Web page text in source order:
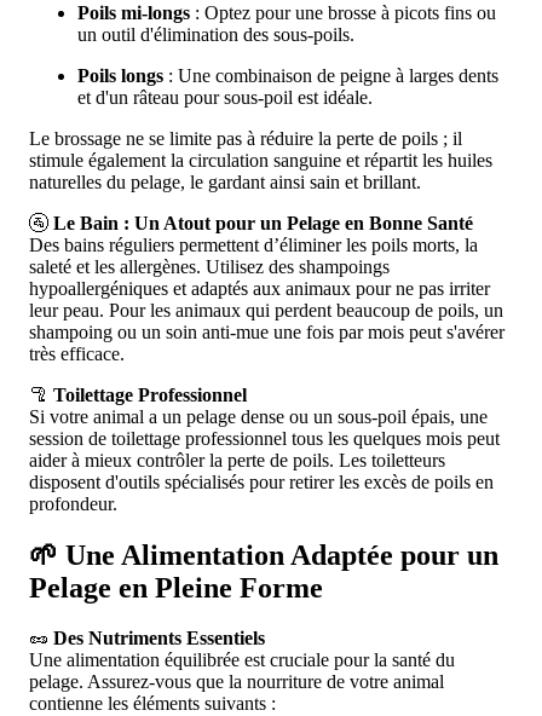
Poils mi-longs : Optez pour une brosse à picots fins ou
un outil d'élimination des sous-poils.
Poils longs : Une combinaison de peigne à larges dents
et d'un râteau pour sous-poil est idéale.
Le brossage ne se limite pas à réduire la perte de poils ; il
stimule également la circulation sanguine et répartit les huiles
naturelles du pelage, le gardant ainsi sain et brillant.
🚰 Le Bain : Un Atout pour un Pelage en Bonne Santé
Des bains réguliers permettent d’éliminer les poils morts, la
saleté et les allergènes. Utilisez des shampoings
hypoallergéniques et adaptés aux animaux pour ne pas irriter
leur peau. Pour les animaux qui perdent beaucoup de poils, un
shampoing ou un soin anti-mue une fois par mois peut s'avérer
très efficace.
🦿 Toilettage Professionnel
Si votre animal a un pelage dense ou un sous-poil épais, une
session de toilettage professionnel tous les quelques mois peut
aider à mieux contrôler la perte de poils. Les toiletteurs
disposent d'outils spécialisés pour retirer les excès de poils en
profondeur.
🌱 Une Alimentation Adaptée pour un
Pelage en Pleine Forme
🥜 Des Nutriments Essentiels
Une alimentation équilibrée est cruciale pour la santé du
pelage. Assurez-vous que la nourriture de votre animal
contienne les éléments suivants :